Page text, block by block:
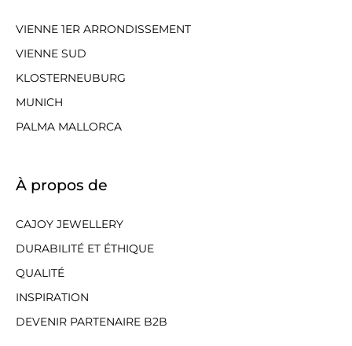
VIENNE 1ER ARRONDISSEMENT
VIENNE SUD
KLOSTERNEUBURG
MUNICH
PALMA MALLORCA
À propos de
CAJOY JEWELLERY
DURABILITÉ ET ÉTHIQUE
QUALITÉ
INSPIRATION
DEVENIR PARTENAIRE B2B